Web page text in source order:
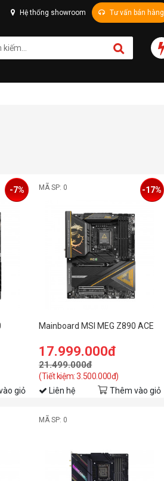
Hệ thống showroom Tư vấn bán hàng
-7%
giỏ
MÃ SP: 0
Mainboard MSI MEG Z890 ACE
17.999.000đ
21.499.000đ
(Tiết kiệm: 3.500.000đ)
-17%
Liên hệ Thêm vào giỏ
MÃ SP: 0